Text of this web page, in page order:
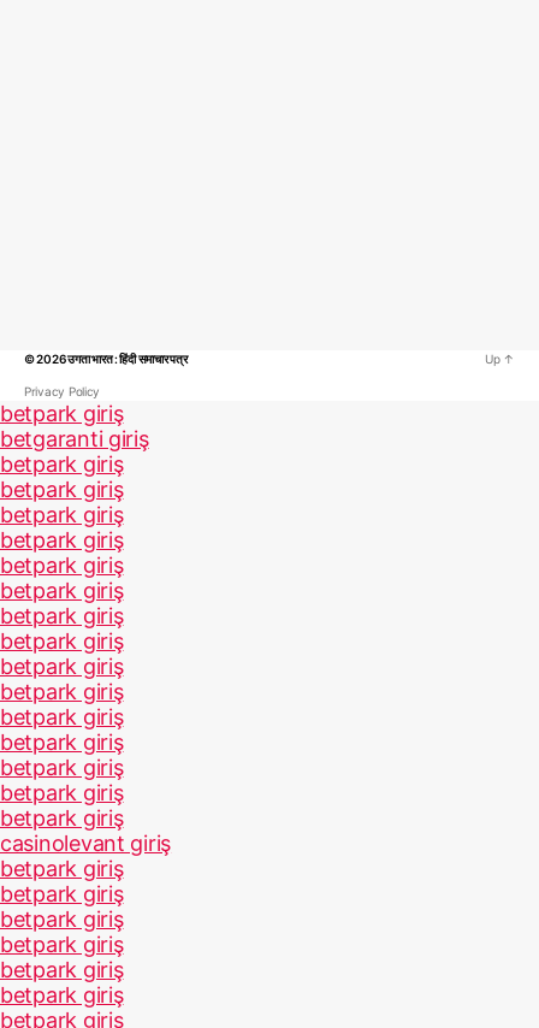
© 2026उगता भारत : हिंदी समाचार पत्र
Privacy Policy
Up ↑
betpark giriş
betgaranti giriş
betpark giriş
betpark giriş
betpark giriş
betpark giriş
betpark giriş
betpark giriş
betpark giriş
betpark giriş
betpark giriş
betpark giriş
betpark giriş
betpark giriş
betpark giriş
betpark giriş
betpark giriş
casinolevant giriş
betpark giriş
betpark giriş
betpark giriş
betpark giriş
betpark giriş
betpark giriş
betpark giriş